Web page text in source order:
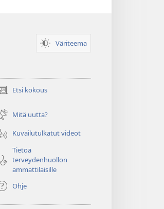
Väriteema
Etsi kokous
Mitä uutta?
Kuvailutulkatut videot
Tietoa
terveydenhuollon
ammattilaisille
Ohje